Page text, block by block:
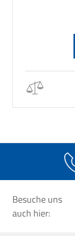
Besuche uns
auch hier: